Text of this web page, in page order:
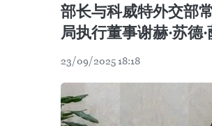
部长与科威特外交部
局执行董事谢赫·苏德
23/09/2025 18:18